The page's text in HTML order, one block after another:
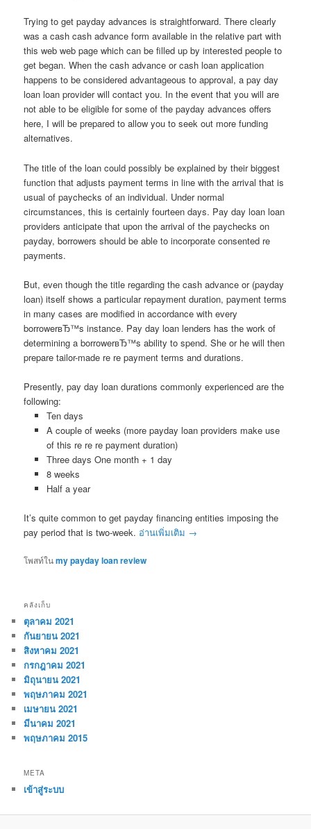
Trying to get payday advances is straightforward. There clearly
was a cash cash advance form available in the relative part with
this web web page which can be filled up by interested people to
get began. When the cash advance or cash loan application
happens to be considered advantageous to approval, a pay day
loan loan provider will contact you. In the event that you will are
not able to be eligible for some of the payday advances offers
here, I will be prepared to allow you to seek out more funding
alternatives.
The title of the loan could possibly be explained by their biggest
function that adjusts payment terms in line with the arrival that is
usual of paychecks of an individual. Under normal
circumstances, this is certainly fourteen days. Pay day loan loan
providers anticipate that upon the arrival of the paychecks on
payday, borrowers should be able to incorporate consented re
payments.
But, even though the title regarding the cash advance or (payday
loan) itself shows a particular repayment duration, payment terms
in many cases are modified in accordance with every
borrowerвЂ™s instance. Pay day loan lenders has the work of
determining a borrowerвЂ™s ability to spend. She or he will then
prepare tailor-made re re payment terms and durations.
Presently, pay day loan durations commonly experienced are the
following:
Ten days
A couple of weeks (more payday loan providers make use
of this re re re payment duration)
Three days One month + 1 day
8 weeks
Half a year
It’s quite common to get payday financing entities imposing the
pay period that is two-week. อ่านเพิ่มเติม →
โพสท์ในmy payday loan review
คลังเก็บ
ตุลาคม 2021
กันยายน 2021
สิงหาคม 2021
กรกฎาคม 2021
มิถุนายน 2021
พฤษภาคม 2021
เมษายน 2021
มีนาคม 2021
พฤษภาคม 2015
META
เข้าสู่ระบบ